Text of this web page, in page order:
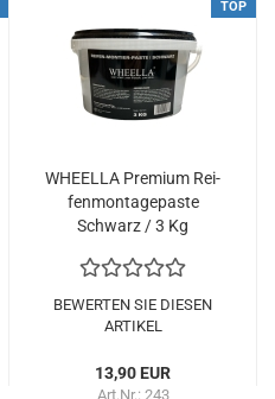
TOP
WHEEL­LA Pre­mi­um Rei­
fen­mon­ta­ge­pas­te
Schwarz / 3 Kg
BEWERTEN SIE DIESEN
ARTIKEL
13,90 EUR
Art.Nr.: 243